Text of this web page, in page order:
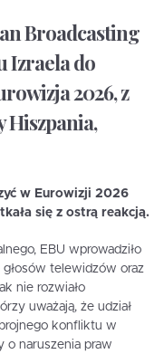
Broadcasting
Izraela do
2026, z
Hiszpania,
w Eurowizji 2026
się z ostrą reakcją.
EBU wprowadziło
głosów telewidzów oraz
nie rozwiało
uważają, że udział
konfliktu w
o naruszenia praw